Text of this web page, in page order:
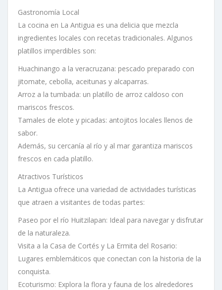
Gastronomía Local
La cocina en La Antigua es una delicia que mezcla
ingredientes locales con recetas tradicionales. Algunos
platillos imperdibles son:
Huachinango a la veracruzana: pescado preparado con
jitomate, cebolla, aceitunas y alcaparras.
Arroz a la tumbada: un platillo de arroz caldoso con
mariscos frescos.
Tamales de elote y picadas: antojitos locales llenos de
sabor.
Además, su cercanía al río y al mar garantiza mariscos
frescos en cada platillo.
Atractivos Turísticos
La Antigua ofrece una variedad de actividades turísticas
que atraen a visitantes de todas partes:
Paseo por el río Huitzilapan: Ideal para navegar y disfrutar
de la naturaleza.
Visita a la Casa de Cortés y La Ermita del Rosario:
Lugares emblemáticos que conectan con la historia de la
conquista.
Ecoturismo: Explora la flora y fauna de los alrededores